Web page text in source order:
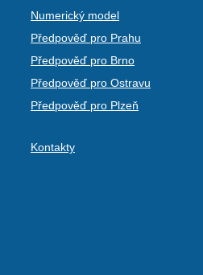
Numerický model
Předpověď pro Prahu
Předpověď pro Brno
Předpověď pro Ostravu
Předpověď pro Plzeň
Kontakty